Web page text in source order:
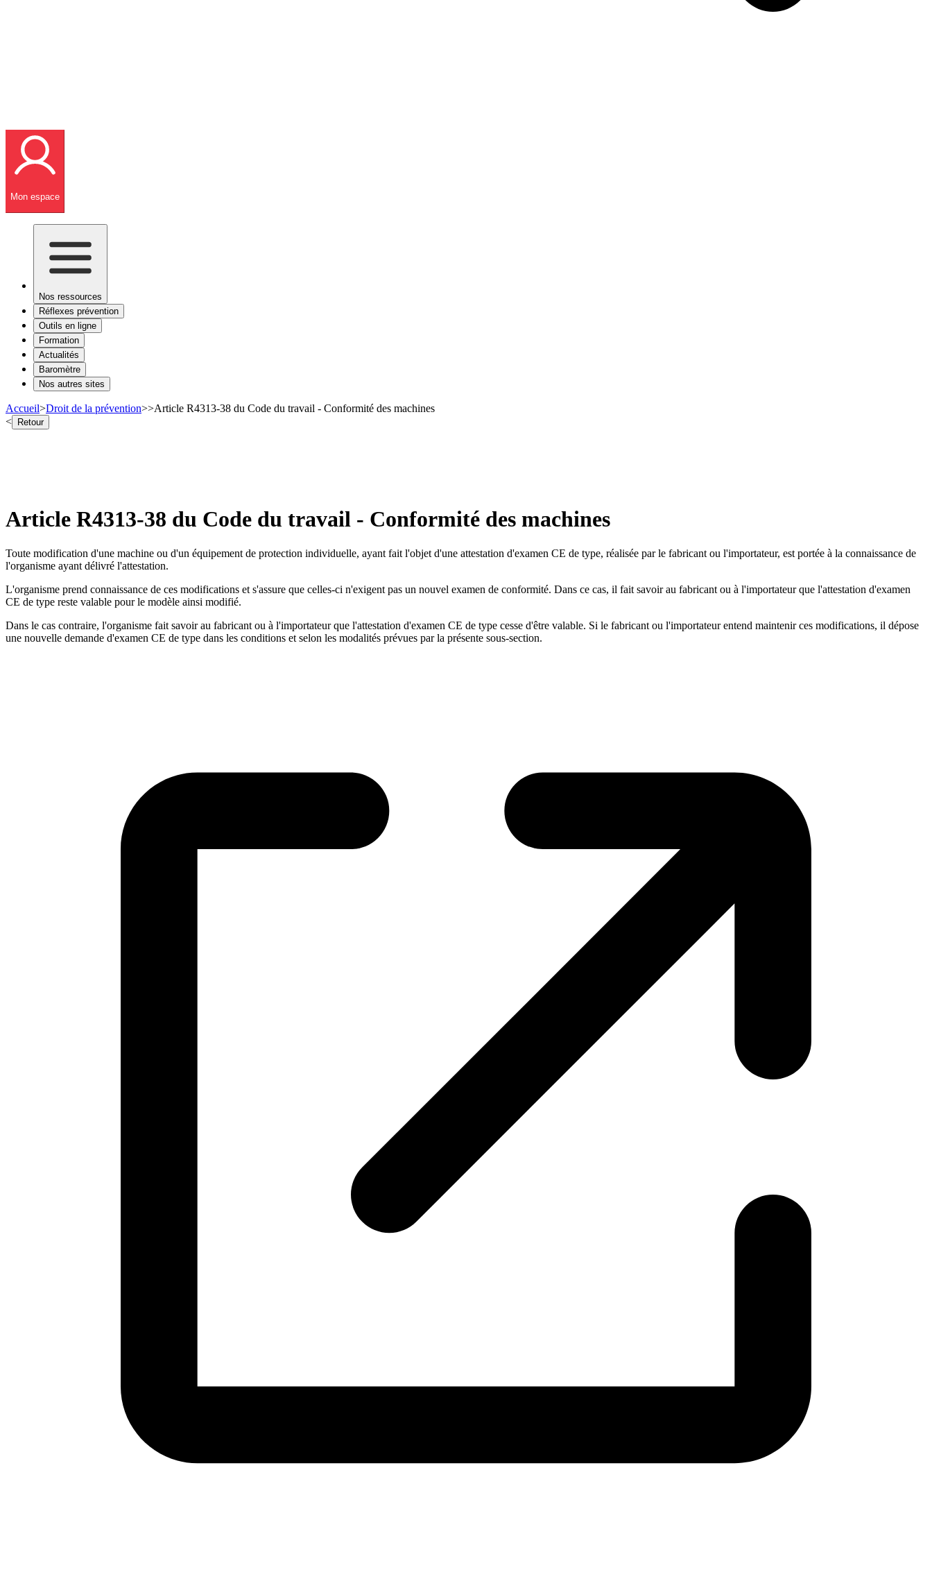
Mon espace
Nos ressources
Réflexes prévention
Outils en ligne
Formation
Actualités
Baromètre
Nos autres sites
Accueil>Droit de la prévention>>Article R4313-38 du Code du travail - Conformité des machines
< Retour
Article R4313-38 du Code du travail - Conformité des machines
Toute modification d'une machine ou d'un équipement de protection individuelle, ayant fait l'objet d'une attestation d'examen CE de type, réalisée par le fabricant ou l'importateur, est portée à la connaissance de
l'organisme ayant délivré l'attestation.
L'organisme prend connaissance de ces modifications et s'assure que celles-ci n'exigent pas un nouvel examen de conformité. Dans ce cas, il fait savoir au fabricant ou à l'importateur que l'attestation d'examen
CE de type reste valable pour le modèle ainsi modifié.
Dans le cas contraire, l'organisme fait savoir au fabricant ou à l'importateur que l'attestation d'examen CE de type cesse d'être valable. Si le fabricant ou l'importateur entend maintenir ces modifications, il dépose
une nouvelle demande d'examen CE de type dans les conditions et selon les modalités prévues par la présente sous-section.